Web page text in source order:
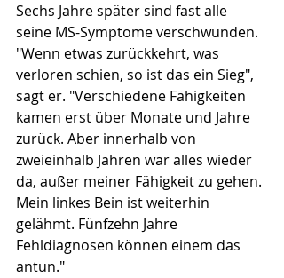
Sechs Jahre später sind fast alle
seine MS-Symptome verschwunden.
"Wenn etwas zurückkehrt, was
verloren schien, so ist das ein Sieg",
sagt er. "Verschiedene Fähigkeiten
kamen erst über Monate und Jahre
zurück. Aber innerhalb von
zweieinhalb Jahren war alles wieder
da, außer meiner Fähigkeit zu gehen.
Mein linkes Bein ist weiterhin
gelähmt. Fünfzehn Jahre
Fehldiagnosen können einem das
antun."